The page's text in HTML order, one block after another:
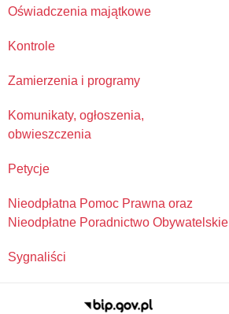
Oświadczenia majątkowe
Kontrole
Zamierzenia i programy
Komunikaty, ogłoszenia,
obwieszczenia
Petycje
Nieodpłatna Pomoc Prawna oraz
Nieodpłatne Poradnictwo Obywatelskie
Sygnaliści